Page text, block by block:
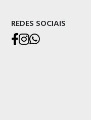
REDES SOCIAIS